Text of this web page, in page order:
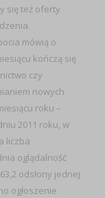
się też oferty
mówią o
kończą się
czy
nowych
roku –
2011 roku, w
liczba
oglądalność
odsłony jednej
ogłoszenie